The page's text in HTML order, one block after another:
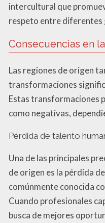
intercultural que
respeto entre diferentes
Consecuencias en
Las regiones de origen
transformaciones
Estas transformaciones
como negativas,
Pérdida de talento
Una de las principales
de origen es la pérdida
comúnmente conocida
Cuando profesionales
busca de mejores